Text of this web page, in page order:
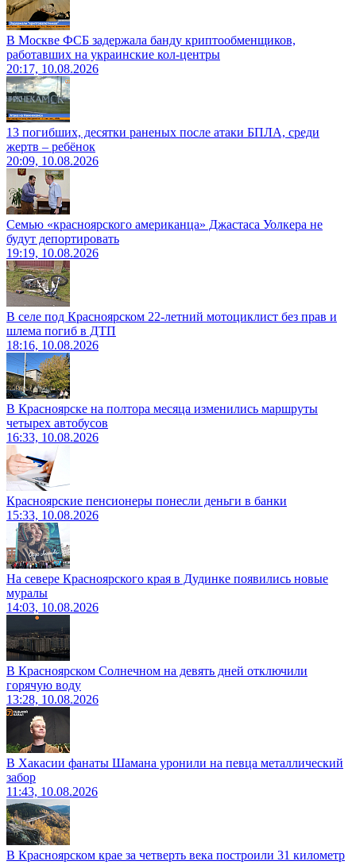
В Москве ФСБ задержала банду криптообменщиков,
работавших на украинские кол-центры
20:17, 10.08.2026
13 погибших, десятки раненых после атаки БПЛА, среди
жертв – ребёнок
20:09, 10.08.2026
Семью «красноярского американца» Джастаса Уолкера не
будут депортировать
19:19, 10.08.2026
В селе под Красноярском 22-летний мотоциклист без прав и
шлема погиб в ДТП
18:16, 10.08.2026
В Красноярске на полтора месяца изменились маршруты
четырех автобусов
16:33, 10.08.2026
Красноярские пенсионеры понесли деньги в банки
15:33, 10.08.2026
На севере Красноярского края в Дудинке появились новые
муралы
14:03, 10.08.2026
В Красноярском Солнечном на девять дней отключили
горячую воду
13:28, 10.08.2026
В Хакасии фанаты Шамана уронили на певца металлический
забор
11:43, 10.08.2026
В Красноярском крае за четверть века построили 31 километр